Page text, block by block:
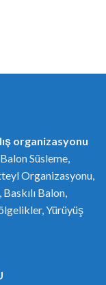
organizasyonu
Süsleme,
Organizasyonu,
Balon,
Yürüyüş